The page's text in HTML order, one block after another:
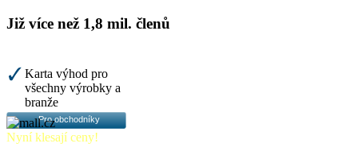
Již více než 1,8 mil. členů
Karta výhod pro
všechny výrobky a
branže
Pro obchodníky
Nyní klesají ceny!